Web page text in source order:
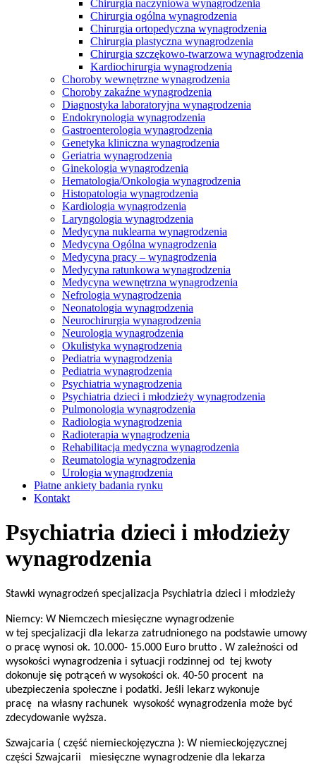
Chirurgia naczyniowa wynagrodzenia
Chirurgia ogólna wynagrodzenia
Chirurgia ortopedyczna wynagrodzenia
Chirurgia plastyczna wynagrodzenia
Chirurgia szczękowo-twarzowa wynagrodzenia
Kardiochirurgia wynagrodzenia
Choroby wewnętrzne wynagrodzenia
Choroby zakaźne wynagrodzenia
Diagnostyka laboratoryjna wynagrodzenia
Endokrynologia wynagrodzenia
Gastroenterologia wynagrodzenia
Genetyka kliniczna wynagrodzenia
Geriatria wynagrodzenia
Ginekologia wynagrodzenia
Hematologia/Onkologia wynagrodzenia
Histopatologia wynagrodzenia
Kardiologia wynagrodzenia
Laryngologia wynagrodzenia
Medycyna nuklearna wynagrodzenia
Medycyna Ogólna wynagrodzenia
Medycyna pracy – wynagrodzenia
Medycyna ratunkowa wynagrodzenia
Medycyna wewnętrzna wynagrodzenia
Nefrologia wynagrodzenia
Neonatologia wynagrodzenia
Neurochirurgia wynagrodzenia
Neurologia wynagrodzenia
Okulistyka wynagrodzenia
Pediatria wynagrodzenia
Pediatria wynagrodzenia
Psychiatria wynagrodzenia
Psychiatria dzieci i młodzieży wynagrodzenia
Pulmonologia wynagrodzenia
Radiologia wynagrodzenia
Radioterapia wynagrodzenia
Rehabilitacja medyczna wynagrodzenia
Reumatologia wynagrodzenia
Urologia wynagrodzenia
Płatne ankiety badania rynku
Kontakt
Psychiatria dzieci i młodzieży
wynagrodzenia
Stawki wynagrodzeń specjalizacja Psychiatria dzieci i młodzieży
Niemcy: W Niemczech miesięczne wynagrodzenie
w tej specjalizacji dla lekarza zatrudnionego na podstawie umowy
o pracę wynosi ok. 10.000- 15.000 Euro brutto . W zależności od
wysokości wynagrodzenia i sytuacji rodzinnej od tej kwoty
dokonuje się potrąceń w wysokości ok. 40-50 procent na
ubezpieczenia społeczne i podatki. Jeśli lekarz wykonuje
pracę na własny rachunek wysokość wynagrodzenia może być
zdecydowanie wyższa.
Szwajcaria ( część niemieckojęzyczna ): W niemieckojęzycznej
części Szwajcarii miesięczne wynagrodzenie dla lekarza